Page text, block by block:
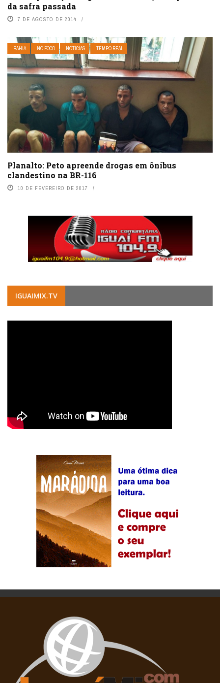
da safra passada
7 DE AGOSTO DE 2014
BAHIA NO FOCO NOTÍCIAS TEMPO REAL
Planalto: Peto apreende drogas em ônibus
clandestino na BR-116
10 DE FEVEREIRO DE 2017
IGUAIMIX.TV